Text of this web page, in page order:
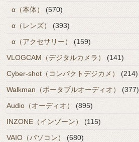
α（本体）
(570)
α（レンズ）
(393)
α（アクセサリー）
(159)
VLOGCAM（デジタルカメラ）
(141)
Cyber-shot（コンパクトデジカメ）
(214)
Walkman（ポータブルオーディオ）
(377)
Audio（オーディオ）
(895)
INZONE（インゾーン）
(115)
VAIO（パソコン）
(680)